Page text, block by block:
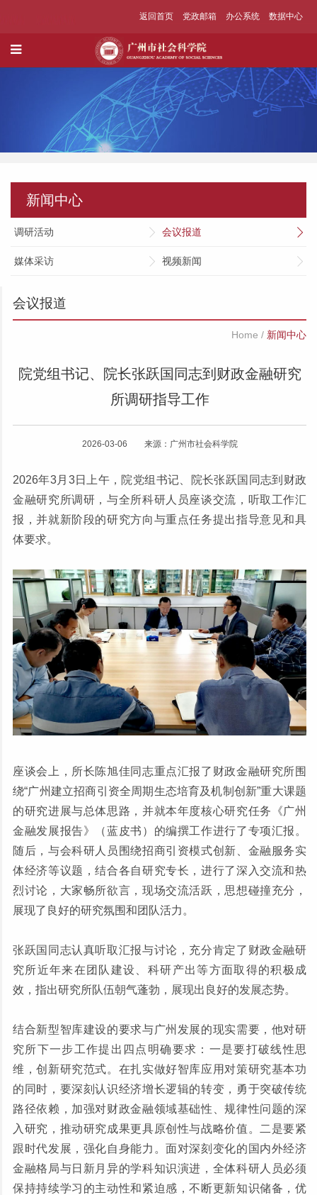
返回首页 党政邮箱 办公系统 数据中心
新闻中心
调研活动 会议报道
媒体采访 视频新闻
会议报道
Home / 新闻中心
院党组书记、院长张跃国同志到财政金融研究
所调研指导工作
2026-03-06 来源：广州市社会科学院
2026年3月3日上午，院党组书记、院长张跃国同志到财政
金融研究所调研，与全所科研人员座谈交流，听取工作汇
报，并就新阶段的研究方向与重点任务提出指导意见和具
体要求。
座谈会上，所长陈旭佳同志重点汇报了财政金融研究所围
绕“广州建立招商引资全周期生态培育及机制创新”重大课题
的研究进展与总体思路，并就本年度核心研究任务《广州
金融发展报告》（蓝皮书）的编撰工作进行了专项汇报。
随后，与会科研人员围绕招商引资模式创新、金融服务实
体经济等议题，结合各自研究专长，进行了深入交流和热
烈讨论，大家畅所欲言，现场交流活跃，思想碰撞充分，
展现了良好的研究氛围和团队活力。
张跃国同志认真听取汇报与讨论，充分肯定了财政金融研
究所近年来在团队建设、科研产出等方面取得的积极成
效，指出研究所队伍朝气蓬勃，展现出良好的发展态势。
结合新型智库建设的要求与广州发展的现实需要，他对研
究所下一步工作提出四点明确要求：一是要打破线性思
维，创新研究范式。在扎实做好智库应用对策研究基本功
的同时，要深刻认识经济增长逻辑的转变，勇于突破传统
路径依赖，加强对财政金融领域基础性、规律性问题的深
入研究，推动研究成果更具原创性与战略价值。二是要紧
跟时代发展，强化自身能力。面对深刻变化的国内外经济
金融格局与日新月异的学科知识演进，全体科研人员必须
保持持续学习的主动性和紧迫感，不断更新知识储备，优